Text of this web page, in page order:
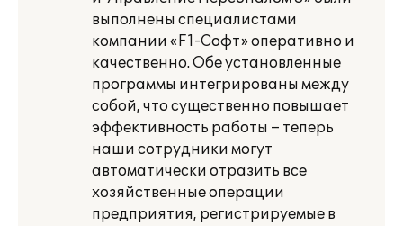
выполнены специалистами
компании «F1-Софт» оперативно и
качественно. Обе установленные
программы интегрированы между
собой, что существенно повышает
эффективность работы – теперь
наши сотрудники могут
автоматически отразить все
хозяйственные операции
предприятия, регистрируемые в